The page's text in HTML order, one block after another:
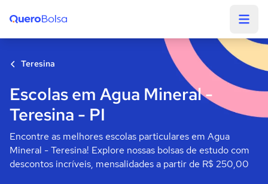
Teresina
Escolas em Agua Mineral -
Teresina - PI
Encontre as melhores escolas particulares em Agua
Mineral - Teresina! Explore nossas bolsas de estudo com
descontos incríveis, mensalidades a partir de R$ 250,00